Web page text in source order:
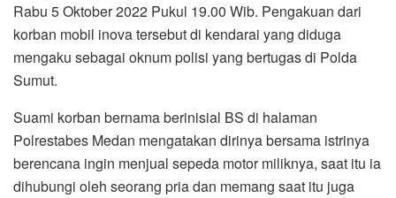
Rabu 5 Oktober 2022 Pukul 19.00 Wib. Pengakuan dari
korban mobil inova tersebut di kendarai yang diduga
mengaku sebagai oknum polisi yang bertugas di Polda
Sumut.
Suami korban bernama berinisial BS di halaman
Polrestabes Medan mengatakan dirinya bersama istrinya
berencana ingin menjual sepeda motor miliknya, saat itu ia
dihubungi oleh seorang pria dan memang saat itu juga